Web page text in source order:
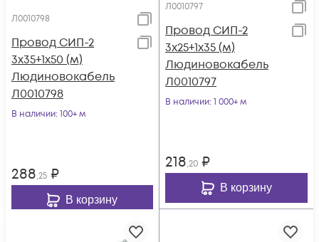
Л0010798
Провод СИП-2
3х35+1х50 (м)
Людиновокабель
Л0010798
В наличии: 100+ м
288,25 ₽
В корзину
Л0010797
Провод СИП-2
3х25+1х35 (м)
Людиновокабель
Л0010797
В наличии: 1 000+ м
218,20 ₽
В корзину